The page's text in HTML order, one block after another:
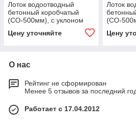
Лоток водоотводный
бетонный коробчатый
(СО-500мм), с уклоном
100.65(50).62,5(53,5) -
Цену уточняйте
Лоток
(СО-
Цену
О нас
Рейтинг не сформирован
Менее 5 отзывов за последний
Работает с 17.04.2012